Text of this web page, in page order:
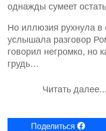
однажды сумеет
Но иллюзия рухнула в
услышала разговор
говорил негромко, но
грудь…
Читать далее...
Поделиться